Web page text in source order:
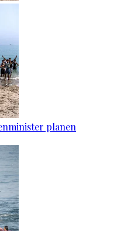
planen